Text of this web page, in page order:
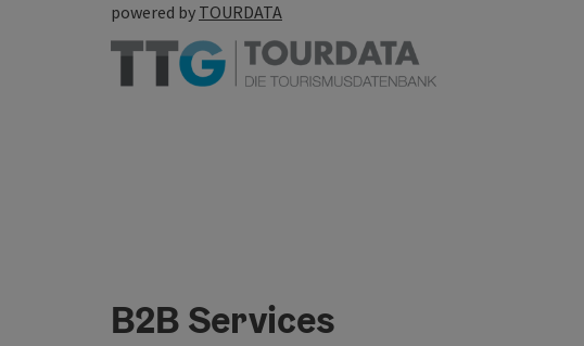
powered by TOURDATA
B2B Services